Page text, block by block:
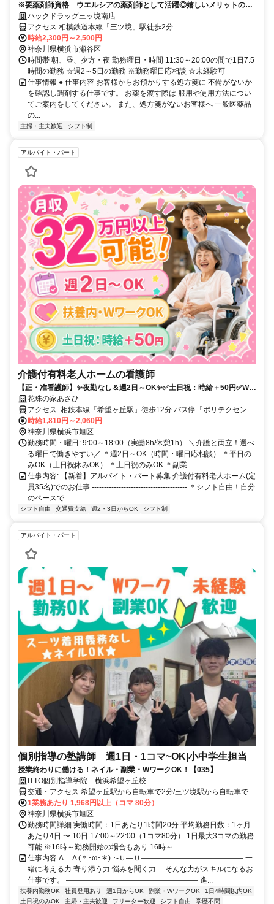
※要薬剤師資格 ウエルシアの薬剤師として活躍◎嬉しいメリットの多
いパートスタッフ大募集！
ハックドラッグ三ッ境南店
アクセス 相模鉄道本線「三ツ境」駅徒歩2分
時給2,300円～2,500円
神奈川県横浜市瀬谷区
時間帯 朝、昼、夕方・夜 勤務曜日・時間 11:30～20:00の間で1日7.5
時間の勤務 ☆週2～5日の勤務 ※勤務曜日応相談 ☆未経験可
仕事情報 ● 仕事内容 お客様からお預かりする処方箋に 不備がないか
を確認し調剤する仕事です。 お薬を渡す際は 服用や使用方法につい
てご案内をしてください。 また、処方箋がないお客様へ 一般医薬品
の...
主婦・主夫歓迎 シフト制
アルバイト・パート
介護付有料老人ホームの看護師
【正・准看護師】✨夜勤なし＆週2日～OK✨✅土日祝：時給＋50円✅Wワ
ークOK✅️扶養内OK✅ブランク歓迎✅高時給
花珠の家あさひ
アクセス: 相鉄本線「希望ヶ丘駅」徒歩12分 バス停「ポリテクセンタ
ー前」下車徒歩8分
時給1,810円～2,060円
神奈川県横浜市旭区
勤務時間・曜日: 9:00～18:00（実働8h/休憩1h） ＼介護と両立！選べ
る曜日で働きやすい／ ＊週2日～OK（時間・曜日応相談） ＊平日の
みOK（土日祝休みOK） ＊土日祝のみOK ＊副業...
仕事内容: 【新着】アルバイト・パート募集 介護付有料老人ホーム(定
員35名)でのお仕事 --------------------------------------- ＊シフト自由！自分
のペースで...
シフト自由 交通費支給 週2・3日からOK シフト制
アルバイト・パート
個別指導の塾講師 週1日・1コマ~OK|小中学生担当
授業終わりに働ける！ネイル・副業・WワークOK！【035】
ITTO個別指導学院 横浜希望ヶ丘校
交通・アクセス 希望ヶ丘駅から自転車で2分/三ツ境駅から自転車で4
分/二俣川駅から自転車で6分 自転車通勤OK/バイク・車通勤応相談
1業務あたり 1,968円以上（コマ 80分）
神奈川県横浜市旭区
勤務時間詳細 実働時間：1日あたり1時間20分 平均勤務日数：1ヶ月
あたり4日 〜 10日 17:00～22:00（1コマ80分） 1日最大3コマの勤務
可能 ※16時～勤務開始の場合もあり 16時～...
仕事内容 Λ__Λ (＊･ω･＊) ･-Ｕ―Ｕ―――――――――――――― 一
緒に考える力 寄り添う力 悩みを聞く力… そんな力がスキルになるお
仕事です。 ―――――――――――――――――― 進...
扶養内勤務OK 社員登用あり 週1日からOK 副業・WワークOK
1日4時間以内OK
土日祝のみOK
主婦・主夫歓迎 フリーター歓迎 シフト自由 学歴不問